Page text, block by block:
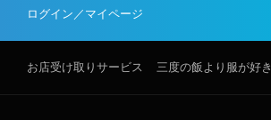
ログイン／マイページ
お店受け取りサービス 三度の飯より服が好き